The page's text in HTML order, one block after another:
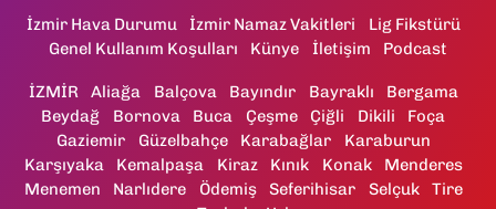
İzmir Hava Durumu İzmir Namaz Vakitleri
Lig Fikstürü
Genel Kullanım Koşulları
Künye İletişim Podcast
İZMİR Aliağa Balçova Bayındır Bayraklı
Bergama
Beydağ
Bornova Buca Çeşme Çiğli Dikili
Foça
Gaziemir
Güzelbahçe Karabağlar
Karaburun
Karşıyaka
Kemalpaşa Kiraz Kınık Konak
Menderes
Menemen
Narlıdere Ödemiş Seferihisar Selçuk
Tire